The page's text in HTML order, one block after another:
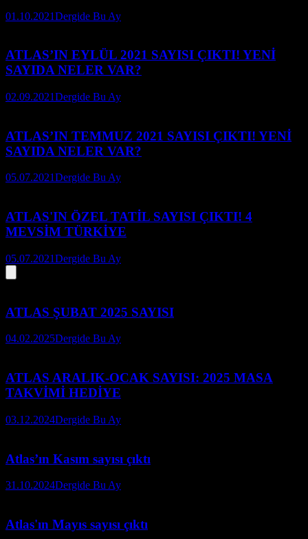
01.10.2021Dergide Bu Ay
ATLAS’IN EYLÜL 2021 SAYISI ÇIKTI! YENİ
SAYIDA NELER VAR?
02.09.2021Dergide Bu Ay
ATLAS’IN TEMMUZ 2021 SAYISI ÇIKTI! YENİ
SAYIDA NELER VAR?
05.07.2021Dergide Bu Ay
ATLAS'IN ÖZEL TATİL SAYISI ÇIKTI! 4
MEVSİM TÜRKİYE
05.07.2021Dergide Bu Ay
ATLAS ŞUBAT 2025 SAYISI
04.02.2025Dergide Bu Ay
ATLAS ARALIK-OCAK SAYISI: 2025 MASA
TAKVİMİ HEDİYE
03.12.2024Dergide Bu Ay
Atlas’ın Kasım sayısı çıktı
31.10.2024Dergide Bu Ay
Atlas'ın Mayıs sayısı çıktı